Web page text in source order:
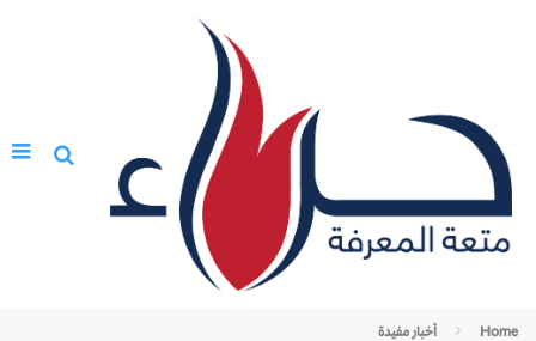
Home أخبار مفيدة